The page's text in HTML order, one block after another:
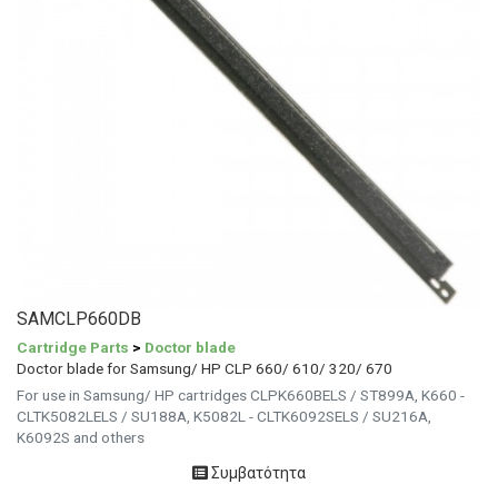
SAMCLP660DB
Cartridge Parts > Doctor blade
Doctor blade for Samsung/ HP CLP 660/ 610/ 320/ 670
For use in Samsung/ HP cartridges CLPK660BELS / ST899A, K660 -
CLTK5082LELS / SU188A, K5082L - CLTK6092SELS / SU216A,
K6092S and others
Συμβατότητα